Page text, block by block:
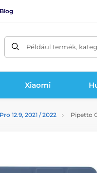
Blog
Például termék,
Xiaomi
12.9, 2021 / 2022 Pipetto